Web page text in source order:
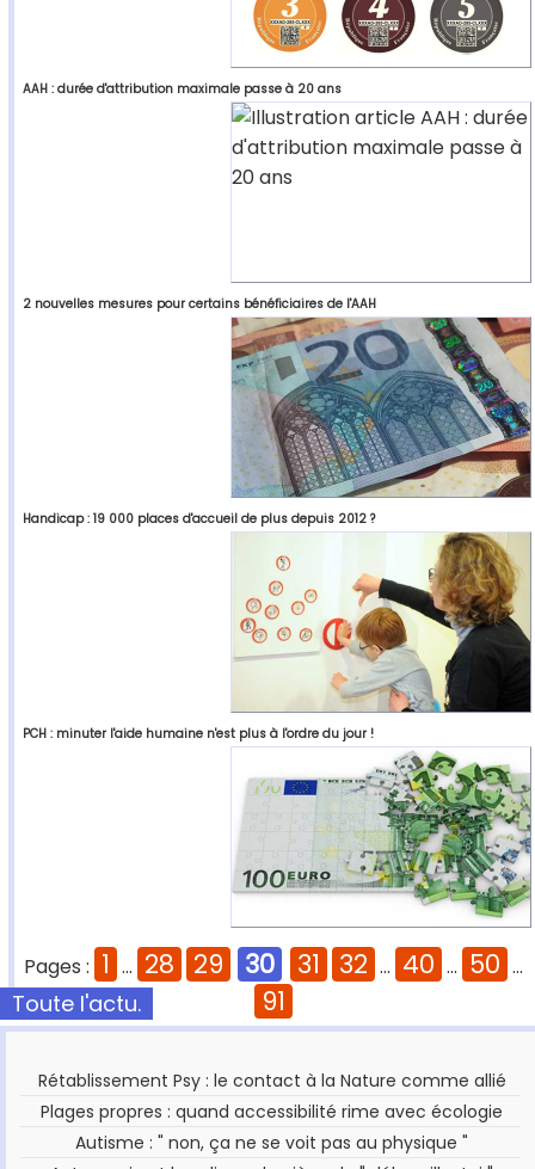
AAH : durée d'attribution maximale passe à 20 ans
2 nouvelles mesures pour certains bénéficiaires de l'AAH
Handicap : 19 000 places d'accueil de plus depuis 2012 ?
PCH : minuter l'aide humaine n'est plus à l'ordre du jour !
Pages : 1 ... 28 29 30 31 32 ... 40 ... 50 ...
91
Toute l'actu.
Rétablissement Psy : le contact à la Nature comme allié
Plages propres : quand accessibilité rime avec écologie
Autisme : " non, ça ne se voit pas au physique "